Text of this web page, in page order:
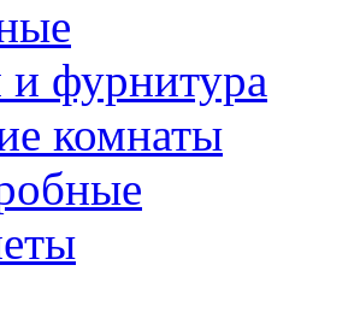
фурнитура
комнаты